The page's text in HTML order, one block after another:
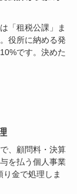
「租税公課」ま
役所に納める発
です。決めた
、顧問料・決算
を払う個人事業
金で処理しま